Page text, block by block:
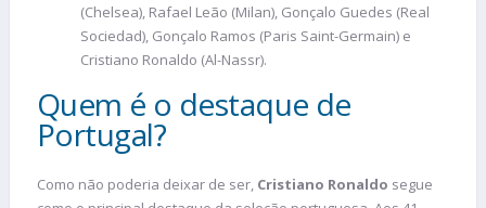
(Chelsea), Rafael Leão (Milan), Gonçalo Guedes (Real
Sociedad), Gonçalo Ramos (Paris Saint-Germain) e
Cristiano Ronaldo (Al-Nassr).
Quem é o destaque de
Portugal?
Como não poderia deixar de ser, Cristiano Ronaldo segue